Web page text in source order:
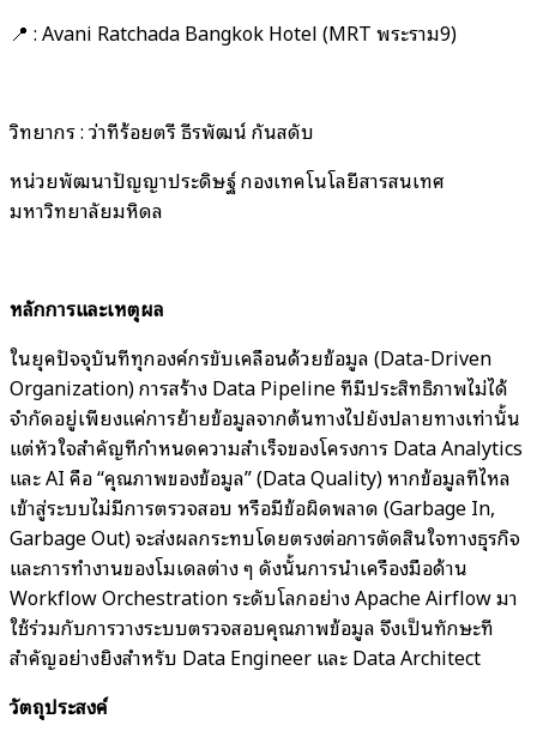
📍 : Avani Ratchada Bangkok Hotel (MRT พระราม9)
วิทยากร : ว่าที่ร้อยตรี ธีรพัฒน์ กันสดับ
หน่วยพัฒนาปัญญาประดิษฐ์ กองเทคโนโลยีสารสนเทศ
มหาวิทยาลัยมหิดล
หลักการและเหตุผล
ในยุคปัจจุบันที่ทุกองค์กรขับเคลื่อนด้วยข้อมูล (Data-Driven
Organization) การสร้าง Data Pipeline ที่มีประสิทธิภาพไม่ได้
จำกัดอยู่เพียงแค่การย้ายข้อมูลจากต้นทางไปยังปลายทางเท่านั้น
แต่หัวใจสำคัญที่กำหนดความสำเร็จของโครงการ Data Analytics
และ AI คือ “คุณภาพของข้อมูล” (Data Quality) หากข้อมูลที่ไหล
เข้าสู่ระบบไม่มีการตรวจสอบ หรือมีข้อผิดพลาด (Garbage In,
Garbage Out) จะส่งผลกระทบโดยตรงต่อการตัดสินใจทางธุรกิจ
และการทำงานของโมเดลต่าง ๆ ดังนั้นการนำเครื่องมือด้าน
Workflow Orchestration ระดับโลกอย่าง Apache Airflow มา
ใช้ร่วมกับการวางระบบตรวจสอบคุณภาพข้อมูล จึงเป็นทักษะที่
สำคัญอย่างยิ่งสำหรับ Data Engineer และ Data Architect
วัตถุประสงค์